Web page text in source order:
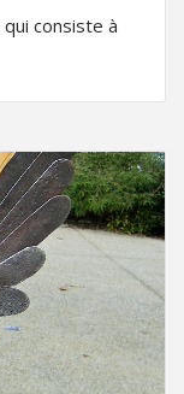
consiste à